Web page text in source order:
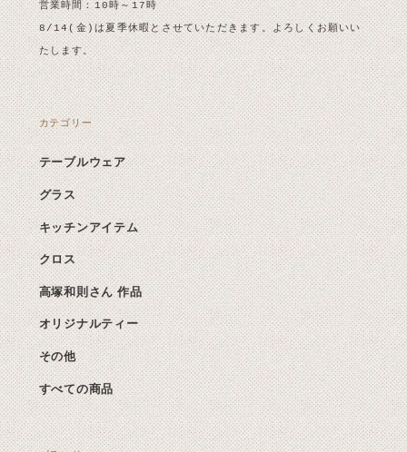
営業時間：10時～17時
8/14(金)は夏季休暇とさせていただきます。よろしくお願いい
たします。
カテゴリー
テーブルウェア
グラス
キッチンアイテム
クロス
高塚和則さん 作品
オリジナルティー
その他
すべての商品